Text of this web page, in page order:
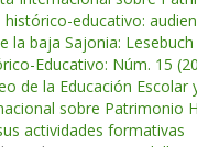
educativo:
la baja Sajonia:
Educativo: Núm. 15
de la Educación
sobre
actividades formativas